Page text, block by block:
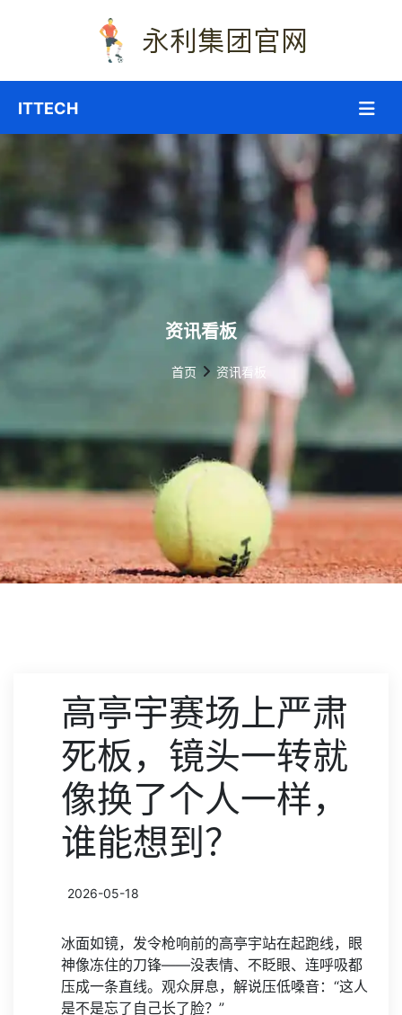
资讯看板
首页 资讯看板
高亭宇赛场上严肃
死板，镜头一转就
像换了个人一样，
谁能想到？
2026-05-18
冰面如镜，发令枪响前的高亭宇站在起跑线，眼
神像冻住的刀锋——没表情、不眨眼、连呼吸都
压成一条直线。观众屏息，解说压低嗓音：“这人
是不是忘了自己长了脸？”